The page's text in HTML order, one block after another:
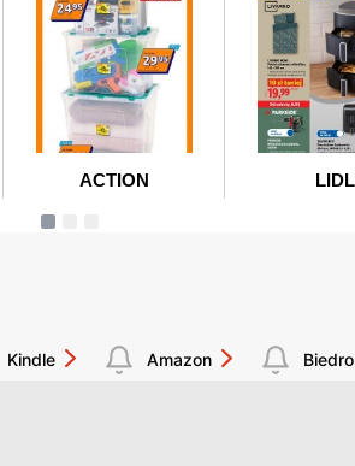
Kindle Amazon